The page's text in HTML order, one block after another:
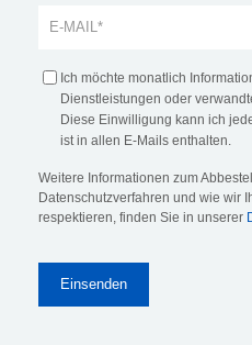
Ich möchte monatlich
Dienstleistungen oder
Diese Einwilligung kann ich
ist in allen E-Mails enthalten.
Weitere Informationen zum
Datenschutzverfahren und wie wir
respektieren, finden Sie in unserer